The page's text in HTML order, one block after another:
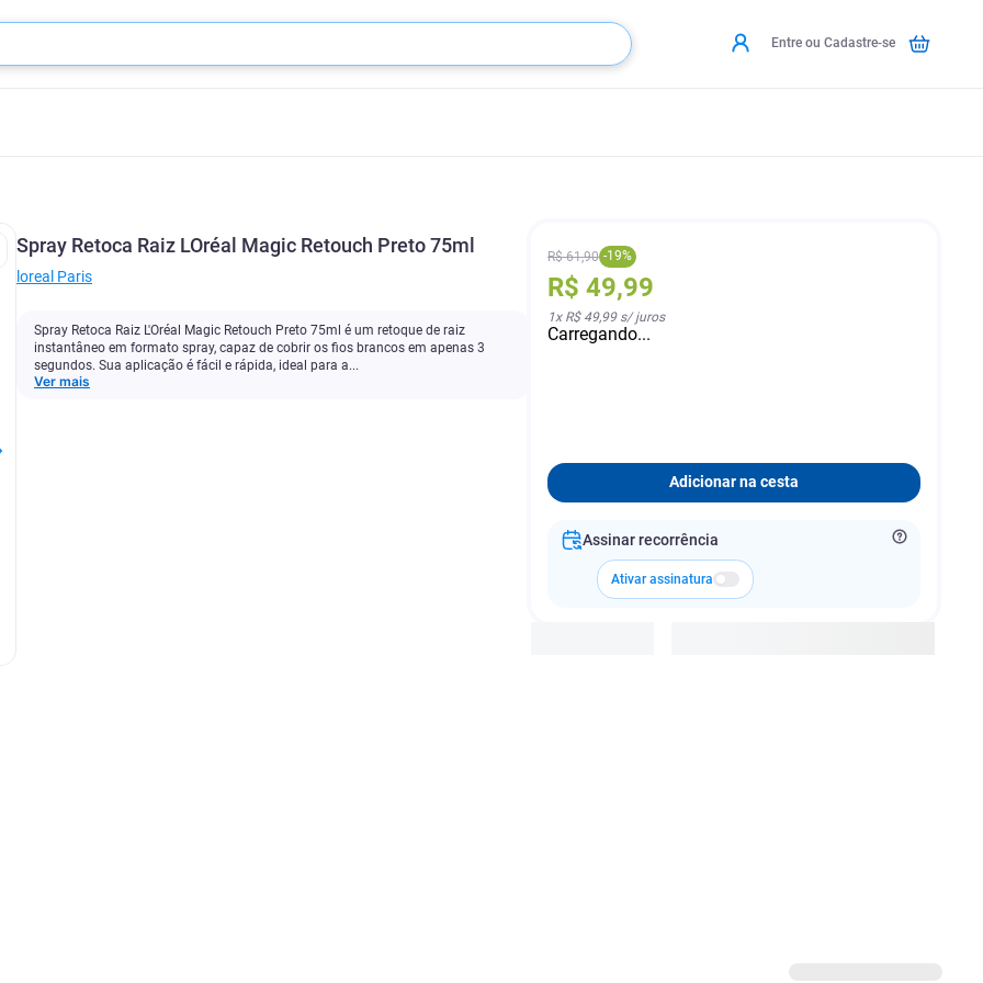
Entre ou Cadastre-se
Spray Retoca Raiz LOréal Magic Retouch Preto 75ml
‎loreal Paris
Spray Retoca Raiz L'Oréal Magic Retouch Preto 75ml é um retoque de raiz
instantâneo em formato spray, capaz de cobrir os fios brancos em apenas 3
segundos. Sua aplicação é fácil e rápida, ideal para a...
Ver mais
R$ 61,90 -19%
R$ 49,99
1x R$ 49,99s/ juros
Carregando...
Adicionar na cesta
Assinar recorrência
Ativar assinatura